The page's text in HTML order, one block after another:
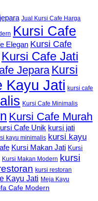
Jual Kursi Cafe Harga
Kursi Cafe
Elegan Kursi Cafe
Kursi Cafe Jati
Jepara Kursi
Kayu Jati kursi cafe
Kursi Cafe Minimalis
Kursi Cafe Murah
Cafe Unik kursi jati
kayu minimalis kursi kayu
Kursi Makan Jati Kursi
Kursi Makan Modern kursi
kursi restoran
Kayu Jati Meja Kayu
Cafe Modern